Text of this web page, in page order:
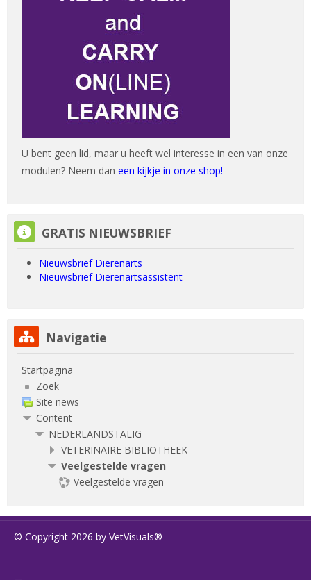
U bent geen lid, maar u heeft wel interesse in een van onze
modulen? Neem dan een kijkje in onze shop!
GRATIS NIEUWSBRIEF overslaan
GRATIS NIEUWSBRIEF
Nieuwsbrief Dierenarts
Nieuwsbrief Dierenartsassistent
Navigatie overslaan
Navigatie
Startpagina
Zoek
Site news
Content
NEDERLANDSTALIG
VETERINAIRE BIBLIOTHEEK
Veelgestelde vragen
Veelgestelde vragen
© Copyright 2026 by VetVisuals®